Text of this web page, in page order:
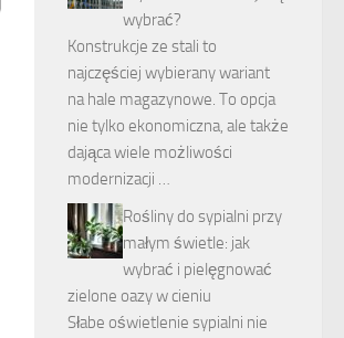
wybrać?
Konstrukcje ze stali to
najczęściej wybierany wariant
na hale magazynowe. To opcja
nie tylko ekonomiczna, ale także
dająca wiele możliwości
modernizacji …
Rośliny do sypialni przy
małym świetle: jak
wybrać i pielęgnować
zielone oazy w cieniu
Słabe oświetlenie sypialni nie